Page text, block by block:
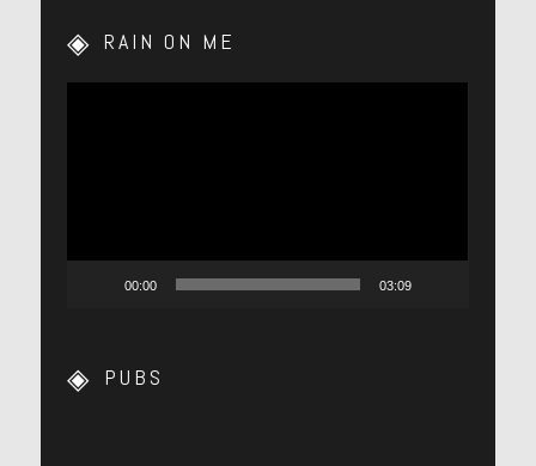
RAIN ON ME
00:00 03:09
PUBS